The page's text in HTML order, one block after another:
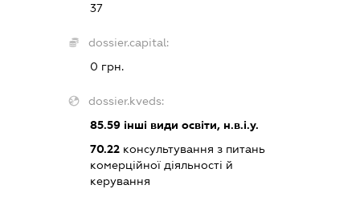
37
dossier.capital:
0 грн.
dossier.kveds:
85.59інші види освіти, н.в.і.у.
70.22консультування з питань
комерційної діяльності й
керування